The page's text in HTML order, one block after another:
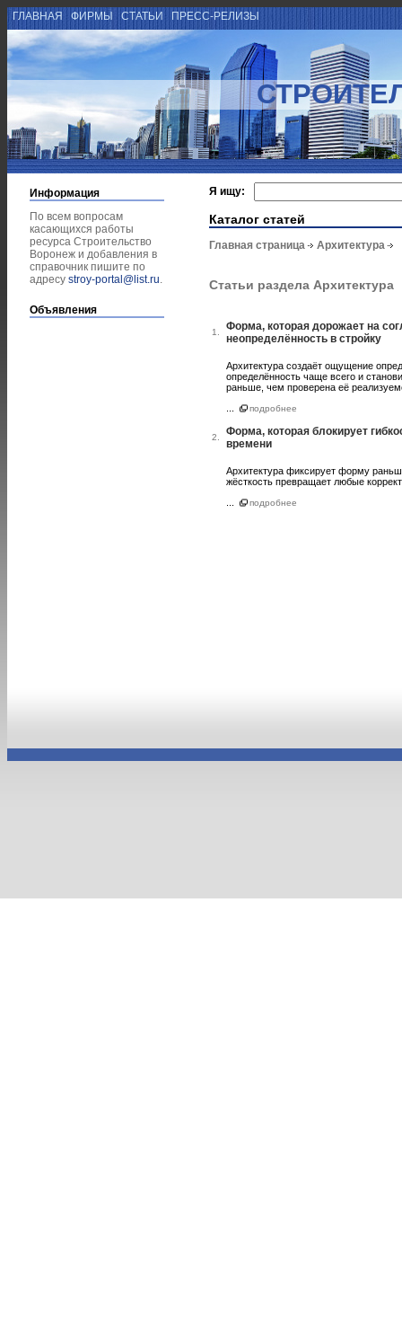
ГЛАВНАЯ ФИРМЫ СТАТЬИ ПРЕСС-РЕЛИЗЫ
Информация
По всем вопросам
касающихся работы
ресурса Строительство
Воронеж и добавления в
справочник пишите по
адресу stroy-portal@list.ru.
Объявления
Я ищу:
Каталог статей
Главная страница Архитектура
Статьи раздела Архитектура
1.
Форма, которая дорожает на
неопределённость в стройку
Архитектура создаёт ощущение
определённость чаще всего и
раньше, чем проверена её
подробнее
2.
Форма, которая блокирует
времени
Архитектура фиксирует форму
жёсткость превращает любые
подробнее